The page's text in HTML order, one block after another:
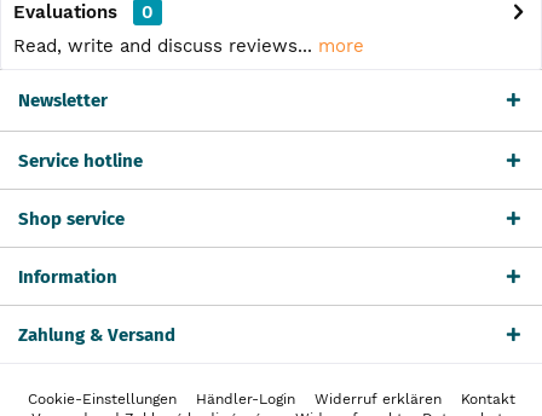
Evaluations
0
Read, write and discuss reviews... more
Newsletter
Service hotline
Shop service
Information
Zahlung & Versand
Cookie-Einstellungen Händler-Login Widerruf erklären
Kontakt